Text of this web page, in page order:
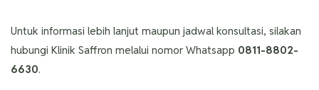
Untuk informasi lebih lanjut maupun jadwal konsultasi, silakan
hubungi Klinik Saffron melalui nomor Whatsapp 0811-8802-
6630.